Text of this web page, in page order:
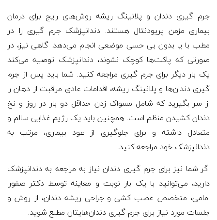
جرم گیری دندان و پلانینگ ریشه روش‌های رایج برای درمان
بیماری مزمن پریودنتال هستند. دندانپزشک جرم گیری را در
مطب با یا بدون بی حسی موضعی انجام می‌دهد. گاهی نیز، در
صورتی که پاکت‌ها کوچک نشوند، دندانپزشک توصیه می‌کند
یک بار دیگر برای جرم گیری مراجعه کنید. شما باید پس از جرم
گیری دندان‌ها و پلانینگ ریشه، اقدامات عادی مراقبت از دهان را
از سر بگیرید که شامل مسواک زدن حداقل دو بار در روز و نخ
دندان کشیدن منظم است. همچنین باید یک رژیم غذایی سالم و
متعادل داشته و برای جلوگیری از عود بیماری، مرتب به
دندانپزشک خود مراجعه کنید.
اگر شما نیز برای جرم گیری دندان نیاز به مراجعه به دندانپزشک
دارید، می‌توانید با یک بار نوبت و معاینه توسط دکتر صفورا
امامی، متخصص عصب کشی و جراحی ریشه دندان، از روش و
جلسات مورد نیاز برای جرم گیری دندان‌هایتان مطلع شوید.